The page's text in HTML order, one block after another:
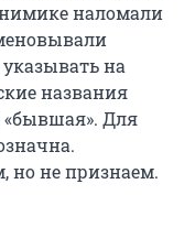
наломали
на
названия
Для
но не признаем.